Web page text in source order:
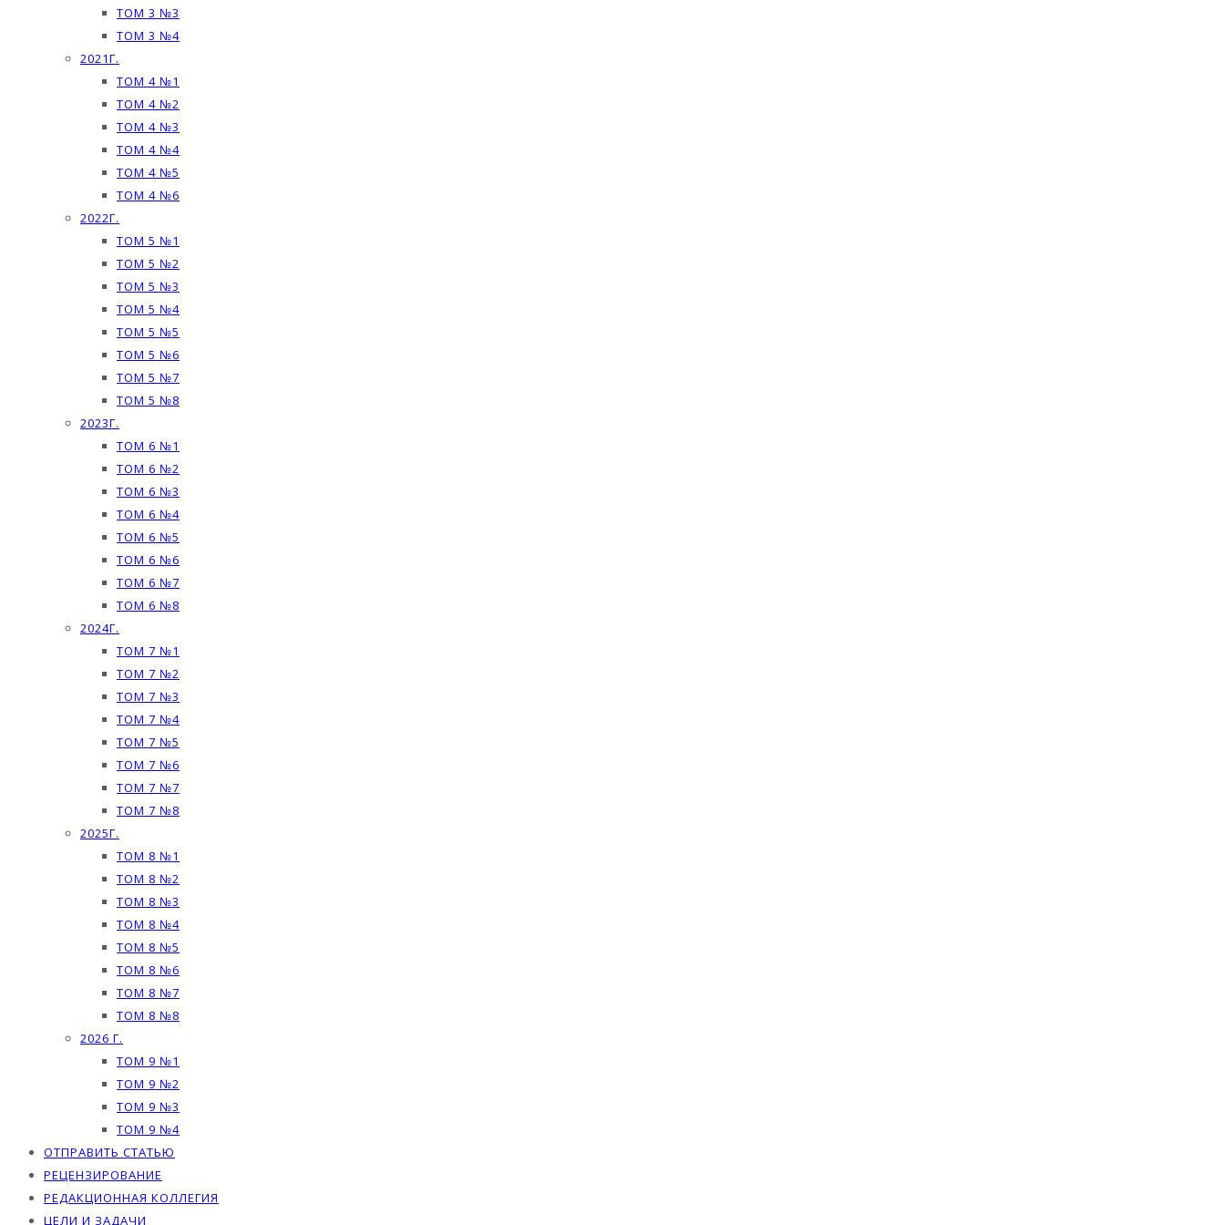
ТОМ 3 №3
ТОМ 3 №4
2021Г.
ТОМ 4 №1
ТОМ 4 №2
ТОМ 4 №3
ТОМ 4 №4
ТОМ 4 №5
ТОМ 4 №6
2022Г.
ТОМ 5 №1
ТОМ 5 №2
ТОМ 5 №3
ТОМ 5 №4
ТОМ 5 №5
ТОМ 5 №6
ТОМ 5 №7
ТОМ 5 №8
2023Г.
ТОМ 6 №1
ТОМ 6 №2
ТОМ 6 №3
ТОМ 6 №4
ТОМ 6 №5
ТОМ 6 №6
ТОМ 6 №7
ТОМ 6 №8
2024Г.
ТОМ 7 №1
ТОМ 7 №2
ТОМ 7 №3
ТОМ 7 №4
ТОМ 7 №5
ТОМ 7 №6
ТОМ 7 №7
ТОМ 7 №8
2025Г.
ТОМ 8 №1
ТОМ 8 №2
ТОМ 8 №3
ТОМ 8 №4
ТОМ 8 №5
ТОМ 8 №6
ТОМ 8 №7
ТОМ 8 №8
2026 Г.
ТОМ 9 №1
ТОМ 9 №2
ТОМ 9 №3
ТОМ 9 №4
ОТПРАВИТЬ СТАТЬЮ
РЕЦЕНЗИРОВАНИЕ
РЕДАКЦИОННАЯ КОЛЛЕГИЯ
ЦЕЛИ И ЗАДАЧИ